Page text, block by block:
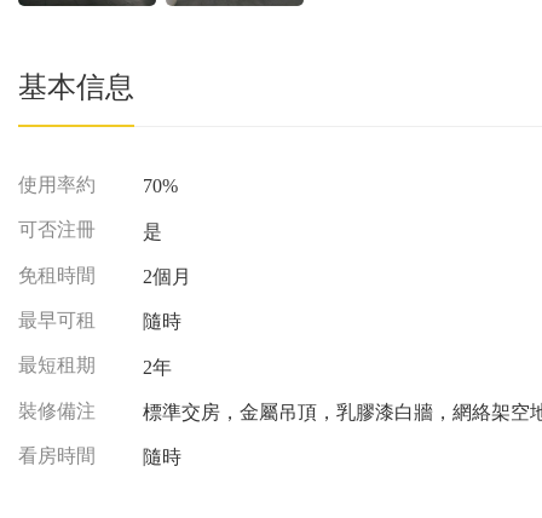
基本信息
使用率約 70%
可否注冊 是
免租時間 2個月
最早可租 隨時
最短租期 2年
裝修備注 標準交房，金屬吊頂，乳膠漆白牆，網絡架空
看房時間 隨時